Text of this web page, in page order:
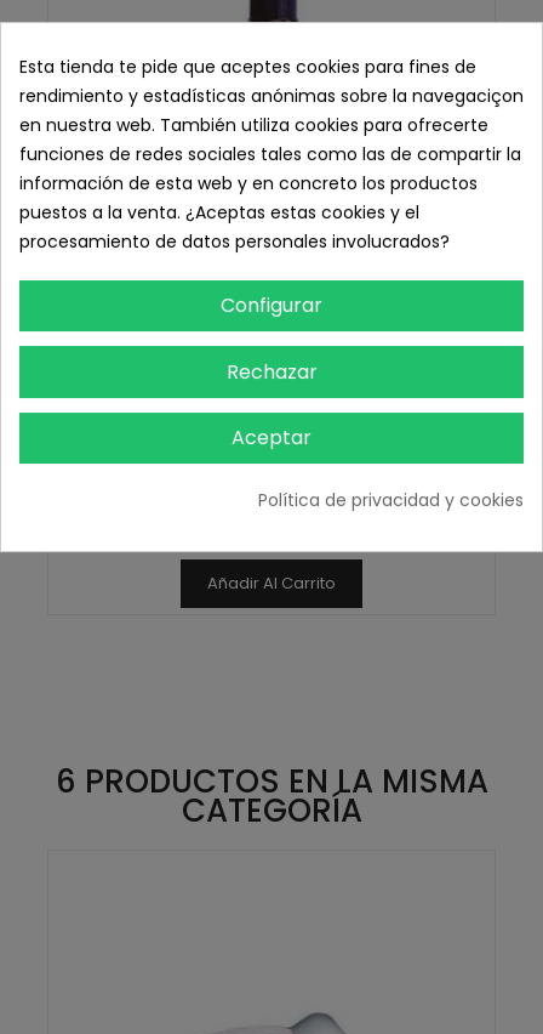
Povidona Iodada 500 ml.
8,41 € IVA inc.
Añadir Al Carrito
6 PRODUCTOS EN LA MISMA
CATEGORÍA
Esta tienda te pide que aceptes cookies para fines de
rendimiento y estadísticas anónimas sobre la navegaciçon
en nuestra web. También utiliza cookies para ofrecerte
funciones de redes sociales tales como las de compartir la
información de esta web y en concreto los productos
puestos a la venta. ¿Aceptas estas cookies y el
procesamiento de datos personales involucrados?
Configurar
Rechazar
Aceptar
Política de privacidad y cookies